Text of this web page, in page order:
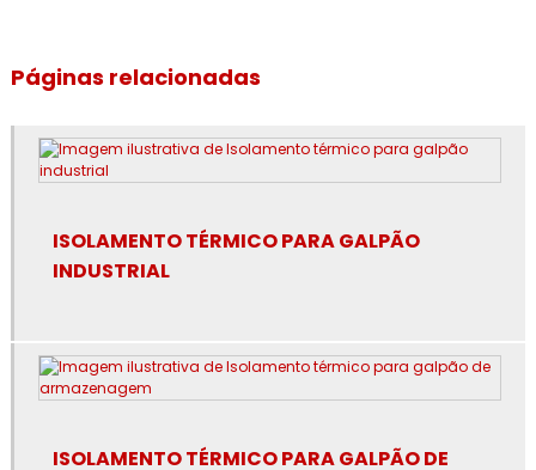
Empresa de isolamento térmico industrial no rj
Empresa de revestimento de lã de rocha
Empresa de revestimento de poliuretano
Empresa de revestimento fibra cerâmica
Empresa especialista em isolamento térmico industrial
Especialista em isolamento térmico industrial
Páginas relacionadas
ISOLAMENTO TÉRMICO PARA GALPÃO
INDUSTRIAL
ISOLAMENTO TÉRMICO PARA GALPÃO DE